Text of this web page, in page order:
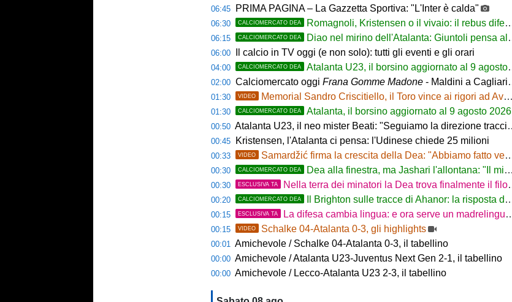
06:45 PRIMA PAGINA – La Gazzetta Sportiva: "L'Inter è calda"
06:30 CALCIOMERCATO DEA Romagnoli, Kristensen o il vivaio: il rebus difesa dell'Atalanta
06:15 CALCIOMERCATO DEA Diao nel mirino dell'Atalanta: Giuntoli pensa al colpo dal Como
06:00 Il calcio in TV oggi (e non solo): tutti gli eventi e gli orari
04:00 CALCIOMERCATO DEA Atalanta U23, il borsino aggiornato al 9 agosto 2026. Cantiere aperto per Beati
02:00 Calciomercato oggiFrana Gomme Madone - Maldini a Cagliari e Lukaku saluta il Napoli. L'Inter frena su Romero e Diaby
01:30 VIDEO Memorial Sandro Criscitiello, il Toro vince ai rigori ad Avellino
01:30 CALCIOMERCATO DEA Atalanta, il borsino aggiornato al 9 agosto 2026
00:50 Atalanta U23, il neo mister Beati: "Seguiamo la direzione tracciata dalla Prima Squadra"
00:45 Kristensen, l'Atalanta ci pensa: l'Udinese chiede 25 milioni
00:33 VIDEO Samardžić firma la crescita della Dea: "Abbiamo fatto vedere cosa possiamo fare"
00:30 CALCIOMERCATO DEA Dea alla finestra, ma Jashari l'allontana: "Il mio cuore è sempre stato rossonero"
00:30 ESCLUSIVA TA Nella terra dei minatori la Dea trova finalmente il filone
00:20 CALCIOMERCATO DEA Il Brighton sulle tracce di Ahanor: la risposta dell'Atalanta
00:15 ESCLUSIVA TA La difesa cambia lingua: e ora serve un madrelingua della zona
00:15 VIDEO Schalke 04-Atalanta 0-3, gli highlights
00:01 Amichevole / Schalke 04-Atalanta 0-3, il tabellino
00:00 Amichevole / Atalanta U23-Juventus Next Gen 2-1, il tabellino
00:00 Amichevole / Lecco-Atalanta U23 2-3, il tabellino